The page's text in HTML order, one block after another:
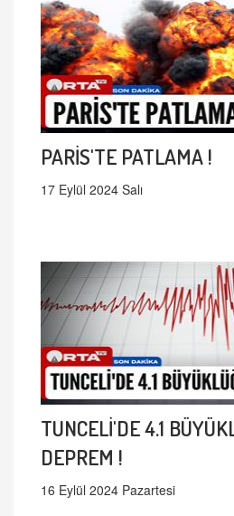
PARİS'TE PATLAMA !
17 Eylül 2024 Salı
TUNCELİ'DE 4.1
DEPREM !
16 Eylül 2024 Pazartesi